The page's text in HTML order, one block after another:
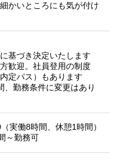
かいところにも気が付け
基づき決定いたします
歓迎。社員登用の制度
定パス）もあります
勤務条件に変更はあり
実働8時間、休憩1時間）
～勤務可